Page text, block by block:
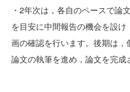
・2年次は，各自のペースで論
を目安に中間報告の機会を設
画の確認を行います。後期は，
論文の執筆を進め，論文を完成